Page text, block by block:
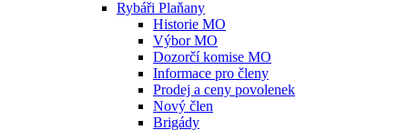
Rybáři Plaňany
Historie MO
Výbor MO
Dozorčí komise MO
Informace pro členy
Prodej a ceny povolenek
Nový člen
Brigády